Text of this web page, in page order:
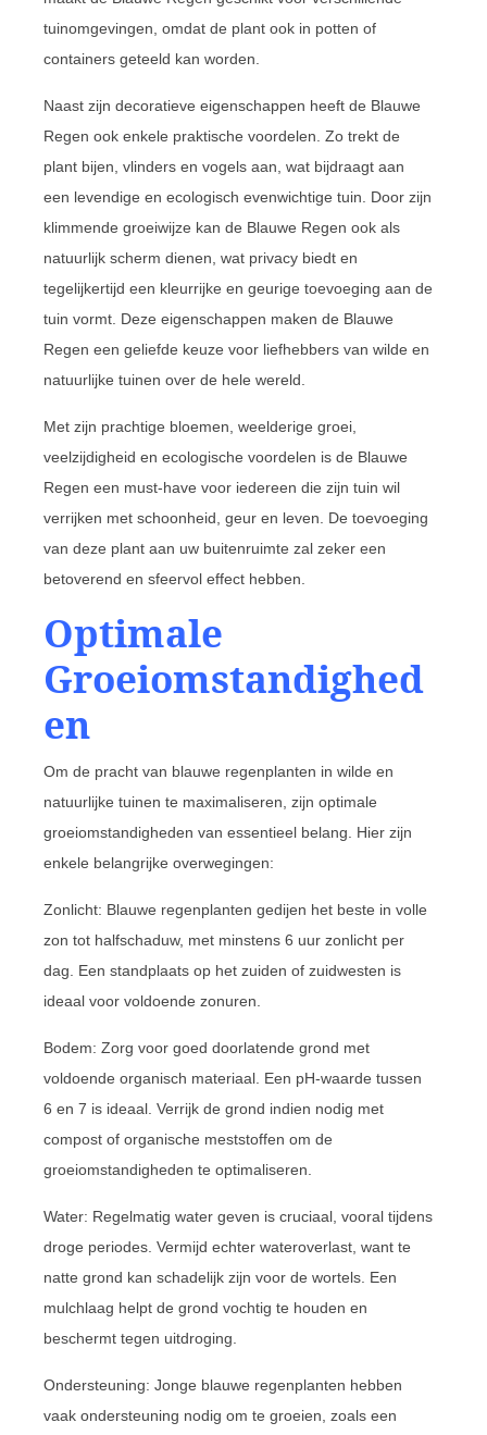
tuinomgevingen, omdat de plant ook in potten of
containers geteeld kan worden.
Naast zijn decoratieve eigenschappen heeft de Blauwe
Regen ook enkele praktische voordelen. Zo trekt de
plant bijen, vlinders en vogels aan, wat bijdraagt aan
een levendige en ecologisch evenwichtige tuin. Door zijn
klimmende groeiwijze kan de Blauwe Regen ook als
natuurlijk scherm dienen, wat privacy biedt en
tegelijkertijd een kleurrijke en geurige toevoeging aan de
tuin vormt. Deze eigenschappen maken de Blauwe
Regen een geliefde keuze voor liefhebbers van wilde en
natuurlijke tuinen over de hele wereld.
Met zijn prachtige bloemen, weelderige groei,
veelzijdigheid en ecologische voordelen is de Blauwe
Regen een must-have voor iedereen die zijn tuin wil
verrijken met schoonheid, geur en leven. De toevoeging
van deze plant aan uw buitenruimte zal zeker een
betoverend en sfeervol effect hebben.
Optimale
Groeiomstandighed
en
Om de pracht van blauwe regenplanten in wilde en
natuurlijke tuinen te maximaliseren, zijn optimale
groeiomstandigheden van essentieel belang. Hier zijn
enkele belangrijke overwegingen:
Zonlicht: Blauwe regenplanten gedijen het beste in volle
zon tot halfschaduw, met minstens 6 uur zonlicht per
dag. Een standplaats op het zuiden of zuidwesten is
ideaal voor voldoende zonuren.
Bodem: Zorg voor goed doorlatende grond met
voldoende organisch materiaal. Een pH-waarde tussen
6 en 7 is ideaal. Verrijk de grond indien nodig met
compost of organische meststoffen om de
groeiomstandigheden te optimaliseren.
Water: Regelmatig water geven is cruciaal, vooral tijdens
droge periodes. Vermijd echter wateroverlast, want te
natte grond kan schadelijk zijn voor de wortels. Een
mulchlaag helpt de grond vochtig te houden en
beschermt tegen uitdroging.
Ondersteuning: Jonge blauwe regenplanten hebben
vaak ondersteuning nodig om te groeien, zoals een